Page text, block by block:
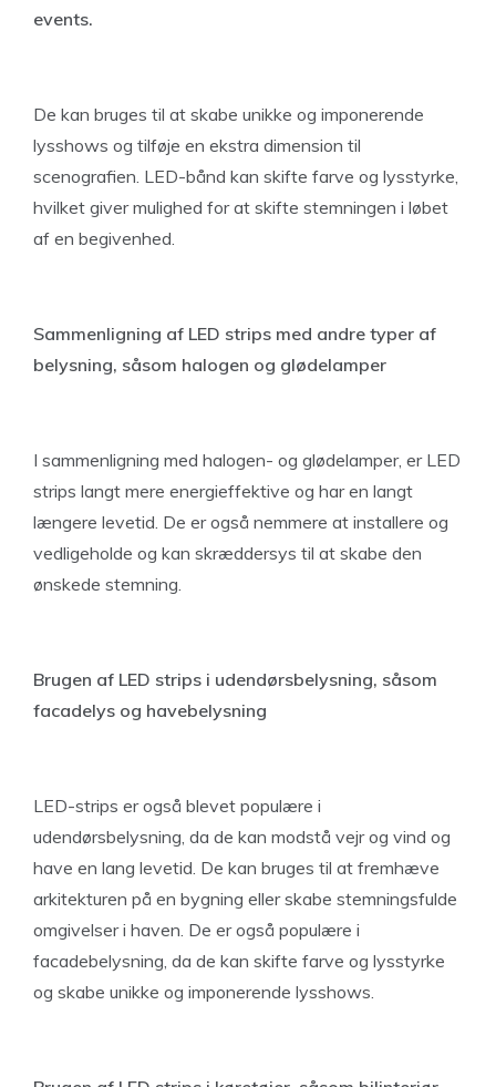
events.
De kan bruges til at skabe unikke og imponerende
lysshows og tilføje en ekstra dimension til
scenografien. LED-bånd kan skifte farve og lysstyrke,
hvilket giver mulighed for at skifte stemningen i løbet
af en begivenhed.
Sammenligning af LED strips med andre typer af
belysning, såsom halogen og glødelamper
I sammenligning med halogen- og glødelamper, er LED
strips langt mere energieffektive og har en langt
længere levetid. De er også nemmere at installere og
vedligeholde og kan skræddersys til at skabe den
ønskede stemning.
Brugen af LED strips i udendørsbelysning, såsom
facadelys og havebelysning
LED-strips er også blevet populære i
udendørsbelysning, da de kan modstå vejr og vind og
have en lang levetid. De kan bruges til at fremhæve
arkitekturen på en bygning eller skabe stemningsfulde
omgivelser i haven. De er også populære i
facadebelysning, da de kan skifte farve og lysstyrke
og skabe unikke og imponerende lysshows.